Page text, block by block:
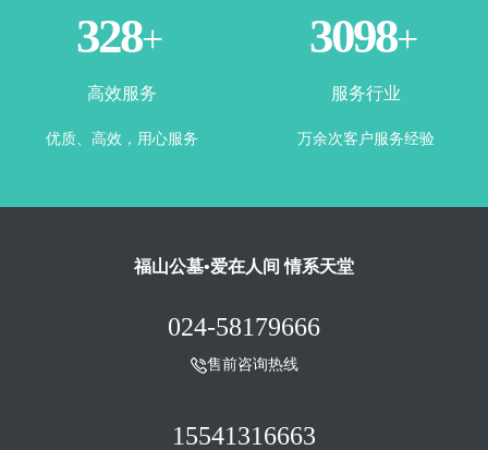
365+
高效服务
优质、高效，用心服务
3500+
服务行业
万余次客户服务经验
福山公墓•爱在人间 情系天堂
024-58179666
售前咨询热线
15541316663